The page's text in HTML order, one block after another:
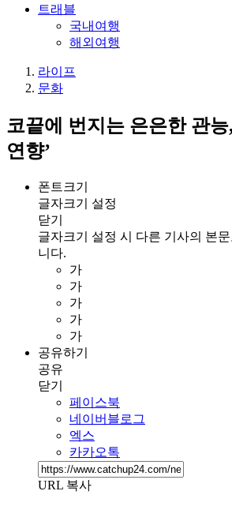
트래블
국내여행
해외여행
라이프
문화
코끝에 번지는 은은한 관
연향’
폰트크기
글자크기 설정
닫기
글자크기 설정 시 다른 기사의 본
니다.
가
가
가
가
가
공유하기
공유
닫기
페이스북
네이버블로그
엑스
카카오톡
URL 복사